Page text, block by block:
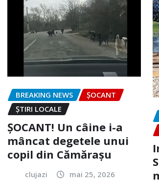
BREAKING NEWS
ȘOCANT
ȘTIRI LOCALE
ȘOCANT! Un câine i-a
mâncat degetele unui
copil din Cămărașu
clujazi mai 25, 2026